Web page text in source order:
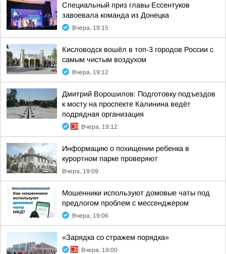
Специальный приз главы Ессентуков
завоевала команда из Донецка
Вчера, 19:15
Кисловодск вошёл в топ-3 городов России с
самым чистым воздухом
Вчера, 19:12
Дмитрий Ворошилов: Подготовку подъездов
к мосту на проспекте Калинина ведёт
подрядная организация
Вчера, 19:12
Информацию о похищении ребенка в
курортном парке проверяют
Вчера, 19:09
Мошенники используют домовые чаты под
предлогом проблем с мессенджером
Вчера, 19:06
«Зарядка со стражем порядка»
Вчера, 19:00